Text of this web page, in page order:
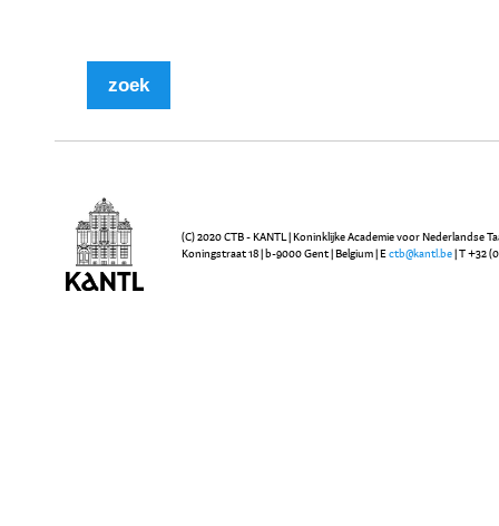
(C) 2020 CTB - KANTL | Koninklijke Academie voor Nederlandse
Koningstraat 18 | b-9000 Gent | Belgium | E ctb@kantl.be | T +32